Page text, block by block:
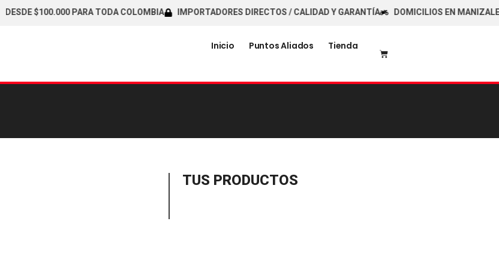
$100.000 PARA TODA COLOMBIA IMPORTADORES DIRECTOS / CALIDAD Y GARANTÍA DOMICILIOS EN MANIZALES
Inicio Puntos Aliados Tienda
TUS PRODUCTOS